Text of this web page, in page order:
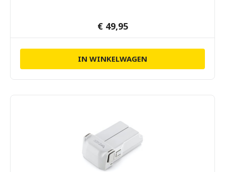
€ 49,95
IN WINKELWAGEN